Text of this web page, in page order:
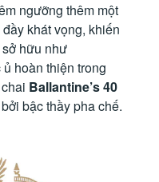
ngưỡng thêm một
khát vọng, khiến
hữu như
hoàn thiện trong
Ballantine’s 40
bậc thầy pha chế.